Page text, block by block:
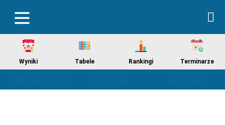
Wyniki Tabele Rankingi Terminarze